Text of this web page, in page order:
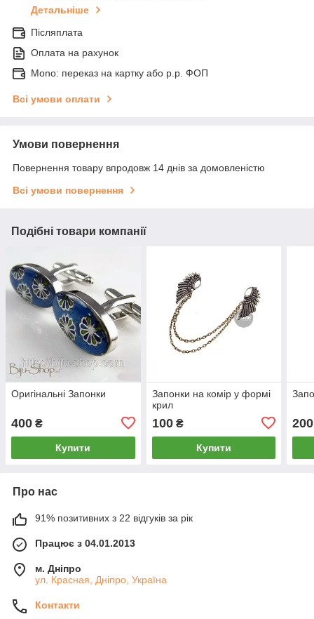
Детальніше
Післяплата
Оплата на рахунок
Mono: переказ на картку або р.р. ФОП
Всі умови оплати
Умови повернення
Повернення товару впродовж 14 днів за домовленістю
Всі умови повернення
Подібні товари компанії
Оригінальні Запонки
400 ₴
Купити
Запонки на комір у формі
крил
100₴
Купити
200
Про нас
91% позитивних з 22 відгуків за рік
Працює з 04.01.2013
м. Дніпро
ул. Красная, Дніпро, Україна
Контакти